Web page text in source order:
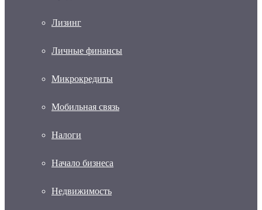
Лизинг
Личные финансы
Микрокредиты
Мобильная связь
Налоги
Начало бизнеса
Недвижимость